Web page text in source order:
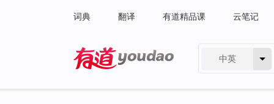
词典 翻译 有道精品课 云笔记
中英